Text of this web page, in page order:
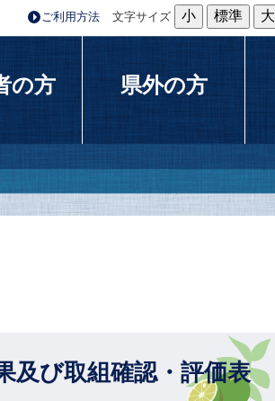
ご利用方法 文字サイズ 小 標準 大
の方 県外の方
及び取組確認・評価表